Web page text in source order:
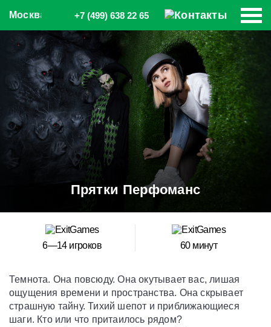
Москва +7 (499) 638 22 65
Прятки Перфоманс
6—14 игроков 60 минут
Темнота. Она повсюду. Она окутывает вас, лишая
ощущения времени и пространства. Она скрывает
страшную тайну. Тихий шепот и приближающиеся
шаги. Кто или что притаилось рядом?